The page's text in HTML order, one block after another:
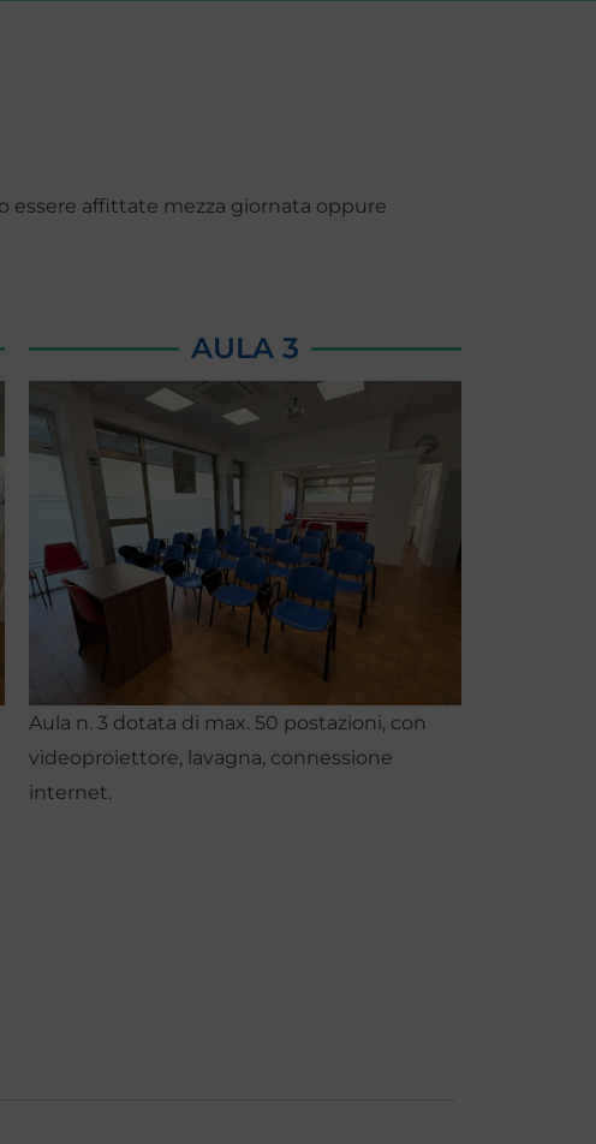
essere affittate mezza giornata oppure
AULA 3
Aula n. 3 dotata di max. 50 postazioni, con
videoproiettore, lavagna, connessione
internet.